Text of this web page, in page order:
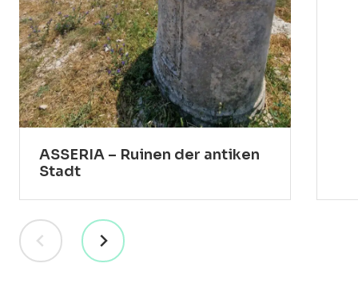
ASSERIA – Ruinen der antiken
Stadt